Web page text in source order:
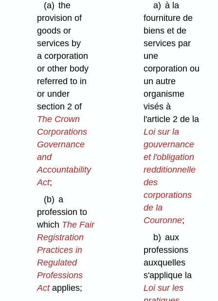
(a) the
provision of
goods or
services by
a corporation
or other body
referred to in
or under
section 2 of
The Crown
Corporations
Governance
and
Accountability
Act;
(b) a
profession to
which The Fair
Registration
Practices in
Regulated
Professions
Actapplies;
a) à la
fourniture de
biens et de
services par
une
corporation ou
un autre
organisme
visés à
l'article 2 de la
Loi sur la
gouvernance
et l'obligation
redditionnelle
des
corporations
de la
Couronne;
b) aux
professions
auxquelles
s'applique la
Loi sur les